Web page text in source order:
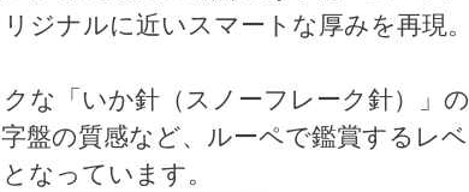
ジナルに近いスマートな厚みを再現。
な「いか針（スノーフレーク針）」の
盤の質感など、ルーペで鑑賞するレベ
なっています。